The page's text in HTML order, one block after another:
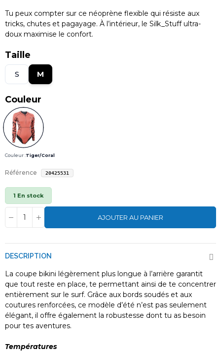
Tu peux compter sur ce néoprène flexible qui résiste aux
tricks, chutes et pagayage. À l’intérieur, le Silk_Stuff ultra-
doux maximise le confort.
Taille
S M
Couleur
Couleur :Tiger/Coral
Référence 20425531
1 En stock
AJOUTER AU PANIER
DESCRIPTION
La coupe bikini légèrement plus longue à l’arrière garantit
que tout reste en place, te permettant ainsi de te concentrer
entièrement sur le surf. Grâce aux bords soudés et aux
coutures renforcées, ce modèle d’été n’est pas seulement
élégant, il offre également la robustesse dont tu as besoin
pour tes aventures.
Températures